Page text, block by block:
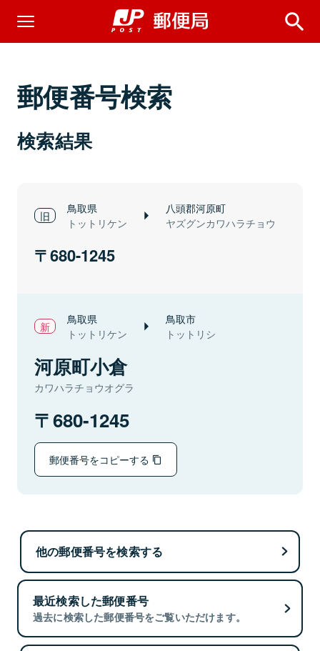
郵便番号検索
検索結果
鳥取県
トットリケン
八頭郡河原町
ヤズグンカワハラチョウ
680-1245
鳥取県
トットリケン
鳥取市
トットリシ
河原町小倉
カワハラチョウオグラ
680-1245
郵便番号をコピーする
他の郵便番号を検索する
最近検索した郵便番号
過去に検索した郵便番号をご覧いただけます。